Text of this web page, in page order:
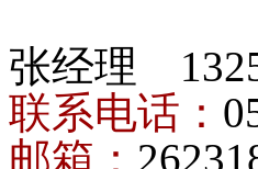
张经理
联系电话：
邮箱：